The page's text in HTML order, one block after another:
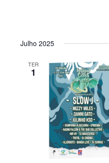
Julho 2025
TER
1